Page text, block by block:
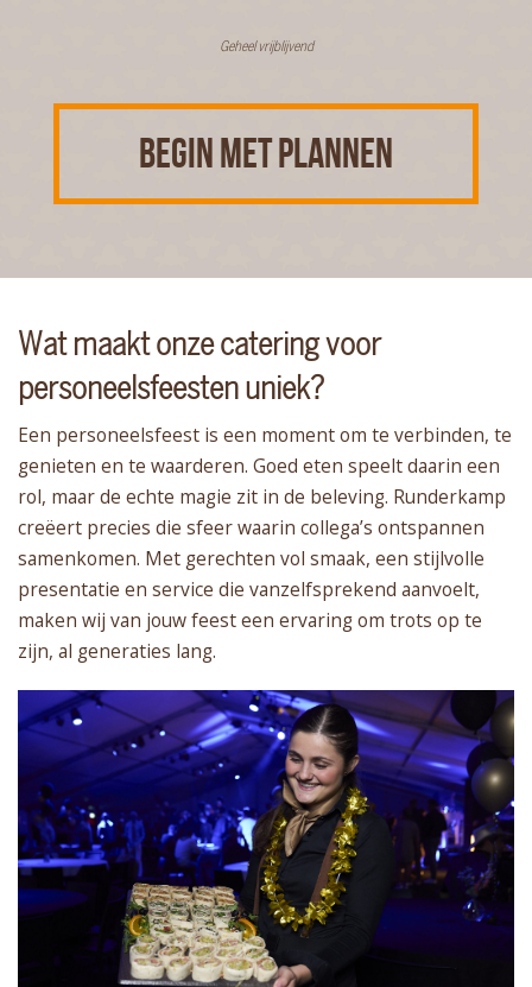
Geheel vrijblijvend
BEGIN MET PLANNEN
Wat maakt onze catering voor
personeelsfeesten uniek?
Een personeelsfeest is een moment om te verbinden, te
genieten en te waarderen. Goed eten speelt daarin een
rol, maar de echte magie zit in de beleving. Runderkamp
creëert precies die sfeer waarin collega’s ontspannen
samenkomen. Met gerechten vol smaak, een stijlvolle
presentatie en service die vanzelfsprekend aanvoelt,
maken wij van jouw feest een ervaring om trots op te
zijn, al generaties lang.